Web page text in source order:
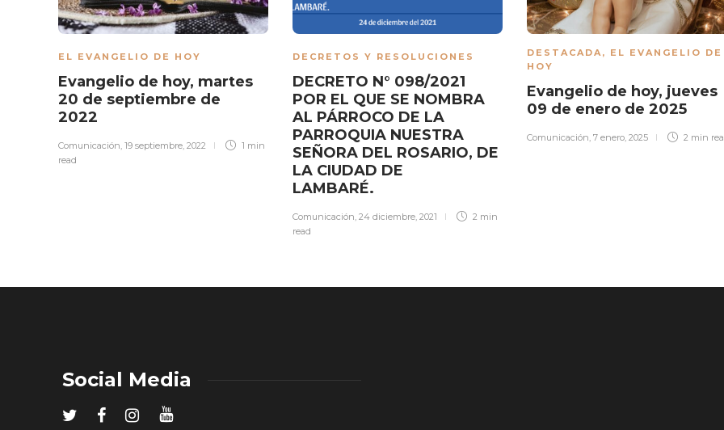
EL EVANGELIO DE HOY
Evangelio de hoy, martes
20 de septiembre de
2022
Comunicación, 19 septiembre, 2022
1 min
read
DECRETOS Y RESOLUCIONES
DECRETO N° 098/2021
POR EL QUE SE NOMBRA
AL PÁRROCO DE LA
PARROQUIA NUESTRA
SEÑORA DEL ROSARIO, DE
LA CIUDAD DE
LAMBARÉ.
Comunicación, 24 diciembre, 2021
2 min
read
DESTACADA, EL EVANGELIO DE
HOY
Evangelio de hoy, jueves
09 de enero de 2025
Comunicación, 7 enero, 2025 2 min
Social Media